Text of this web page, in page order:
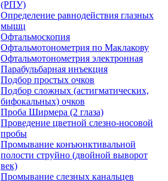
(РПУ)
Определение равнодействия глазных
мышц
Офтальмоскопия
Офтальмотонометрия по Маклакову
Офтальмотонометрия электронная
Парабульбарная инъекция
Подбор простых очков
Подбор сложных (астигматических,
бифокальных) очков
Проба Ширмера (2 глаза)
Проведение цветной слезно-носовой
пробы
Промывание конъюнктивальной
полости струйно (двойной выворот
век)
Промывание слезных канальцев